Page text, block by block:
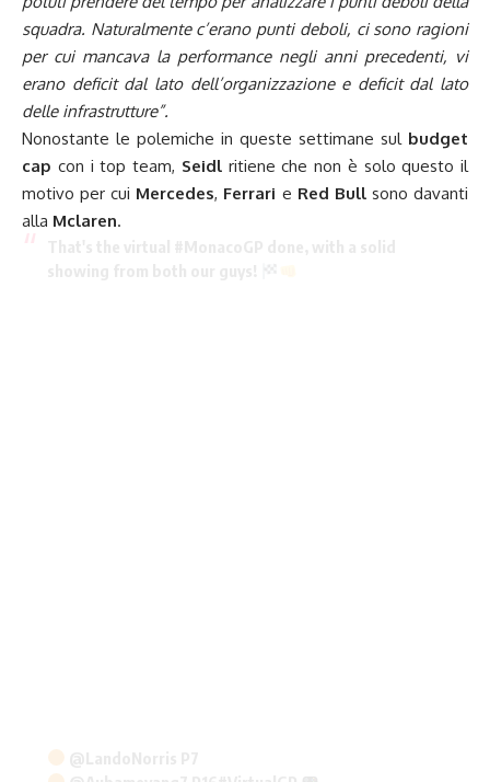
squadra. Naturalmente c’erano punti deboli, ci sono ragioni
per cui mancava la performance negli anni precedenti, vi
erano deficit dal lato dell’organizzazione e deficit dal lato
delle infrastrutture”.
Nonostante le polemiche in queste settimane sul budget
cap con i top team, Seidlritiene che non è solo questo il
motivo per cui Mercedes, Ferrari e Red Bullsono davanti
alla Mclaren.